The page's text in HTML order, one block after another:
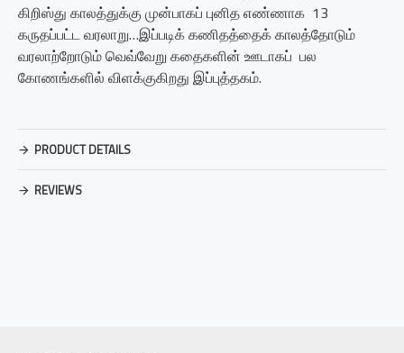
கிறிஸ்து காலத்துக்கு முன்பாகப் புனித எண்ணாக 13
கருதப்பட்ட வரலாறு…இப்படிக் கணிதத்தைக் காலத்தோடும்
வரலாற்றோடும் வெவ்வேறு கதைகளின் ஊடாகப் பல
கோணங்களில் விளக்குகிறது இப்புத்தகம்.
PRODUCT DETAILS
REVIEWS